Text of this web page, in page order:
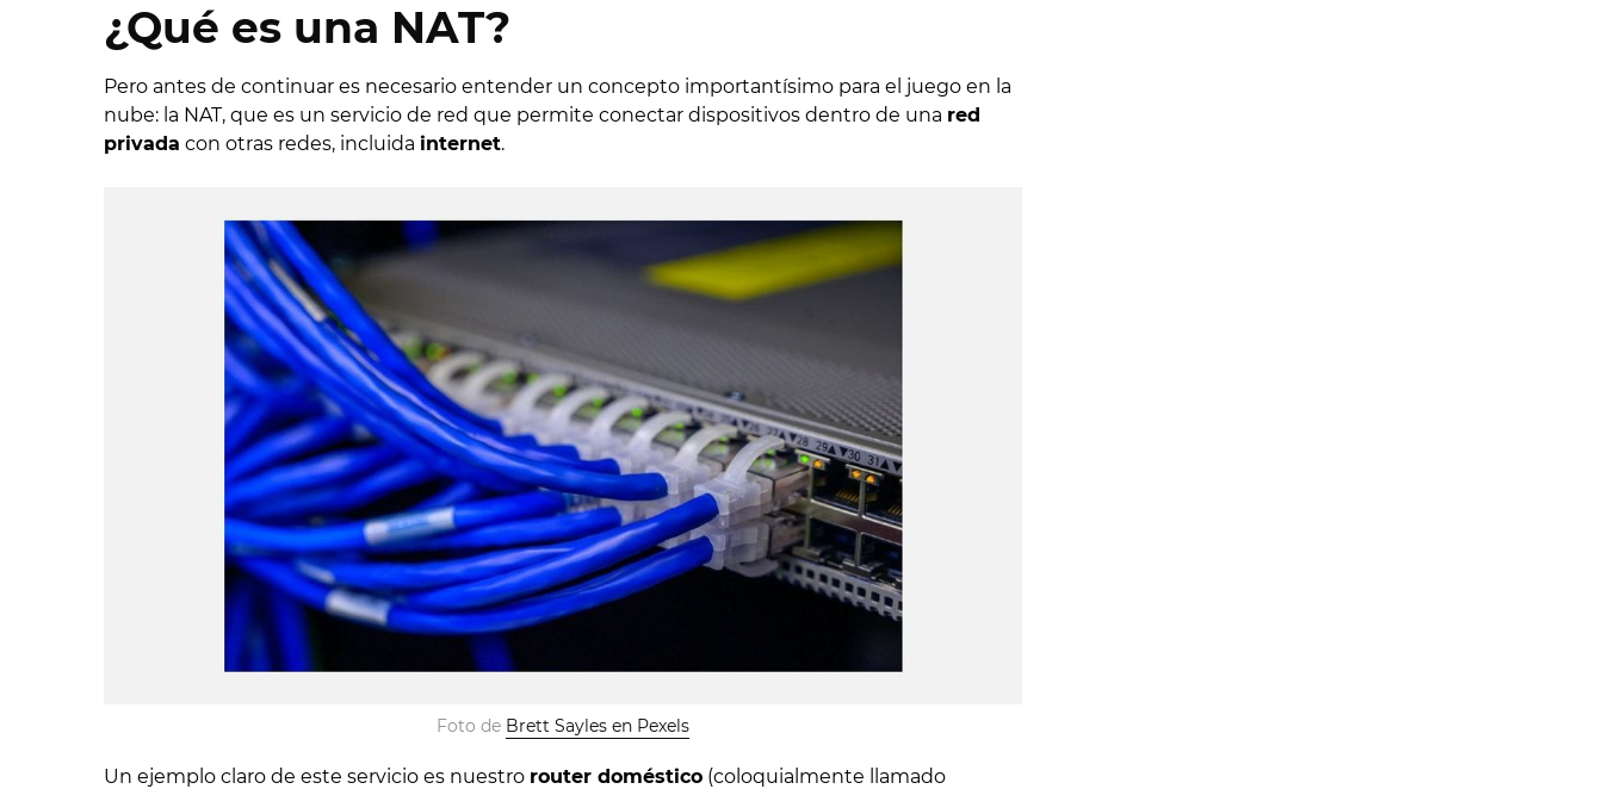
¿Qué es una NAT?
Pero antes de continuar es necesario entender un concepto importantísimo para el juego en la
nube: la NAT, que es un servicio de red que permite conectar dispositivos dentro de una red
privada con otras redes, incluida internet.
Foto de Brett Sayles en Pexels
Un ejemplo claro de este servicio es nuestro router doméstico (coloquialmente llamado